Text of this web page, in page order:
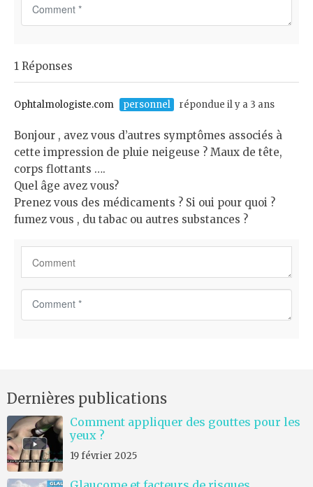
e
n
t
1 Réponses
Ophtalmologiste.com personnel répondue il y a 3 ans
Bonjour , avez vous d’autres symptômes associés à
cette impression de pluie neigeuse ? Maux de tête,
corps flottants ….
Quel âge avez vous?
Prenez vous des médicaments ? Si oui pour quoi ?
fumez vous , du tabac ou autres substances ?
t
*
Dernières publications
Comment appliquer des gouttes pour les
yeux ?
19 février 2025